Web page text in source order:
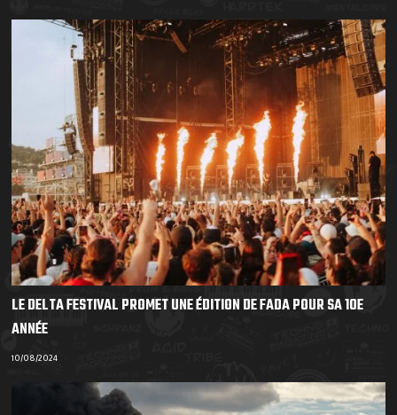
LE DELTA FESTIVAL PROMET UNE ÉDITION DE FADA POUR SA 10E
ANNÉE
10/08/2024